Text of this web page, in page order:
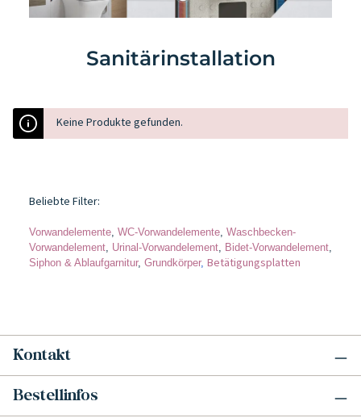
Sanitärinstallation
Keine Produkte gefunden.
Beliebte Filter:
Vorwandelemente WC-Vorwandelemente Waschbecken-
Vorwandelement Urinal-Vorwandelement Bidet-Vorwandelement
Siphon & Ablaufgarnitur, Grundkörper, Betätigungsplatten
Kontakt
Bestellinfos